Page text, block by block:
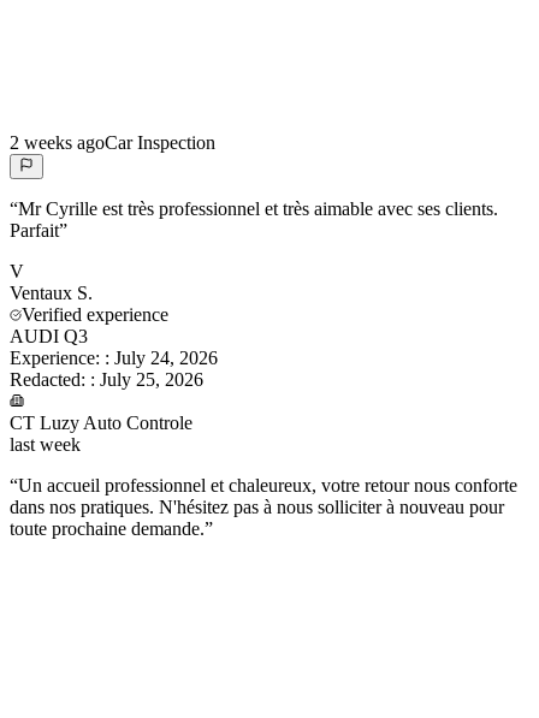
2 weeks agoCar Inspection
“Mr Cyrille est très professionnel et très aimable avec ses clients.
Parfait”
V
Ventaux S.
Verified experience
AUDI Q3
Experience: : July 24, 2026
Redacted: : July 25, 2026
CT Luzy Auto Controle
last week
“Un accueil professionnel et chaleureux, votre retour nous conforte
dans nos pratiques. N'hésitez pas à nous solliciter à nouveau pour
toute prochaine demande.”